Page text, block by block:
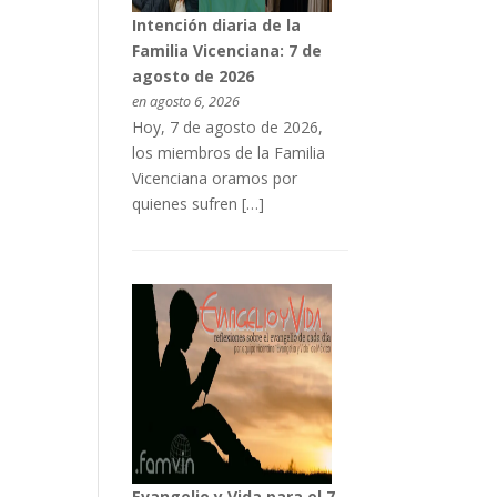
Intención diaria de la
Familia Vicenciana: 7 de
agosto de 2026
en agosto 6, 2026
Hoy, 7 de agosto de 2026,
los miembros de la Familia
Vicenciana oramos por
quienes sufren […]